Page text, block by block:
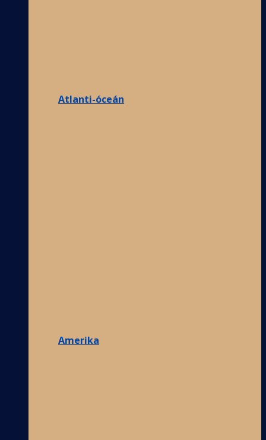
Atlanti-óceán
Amerika